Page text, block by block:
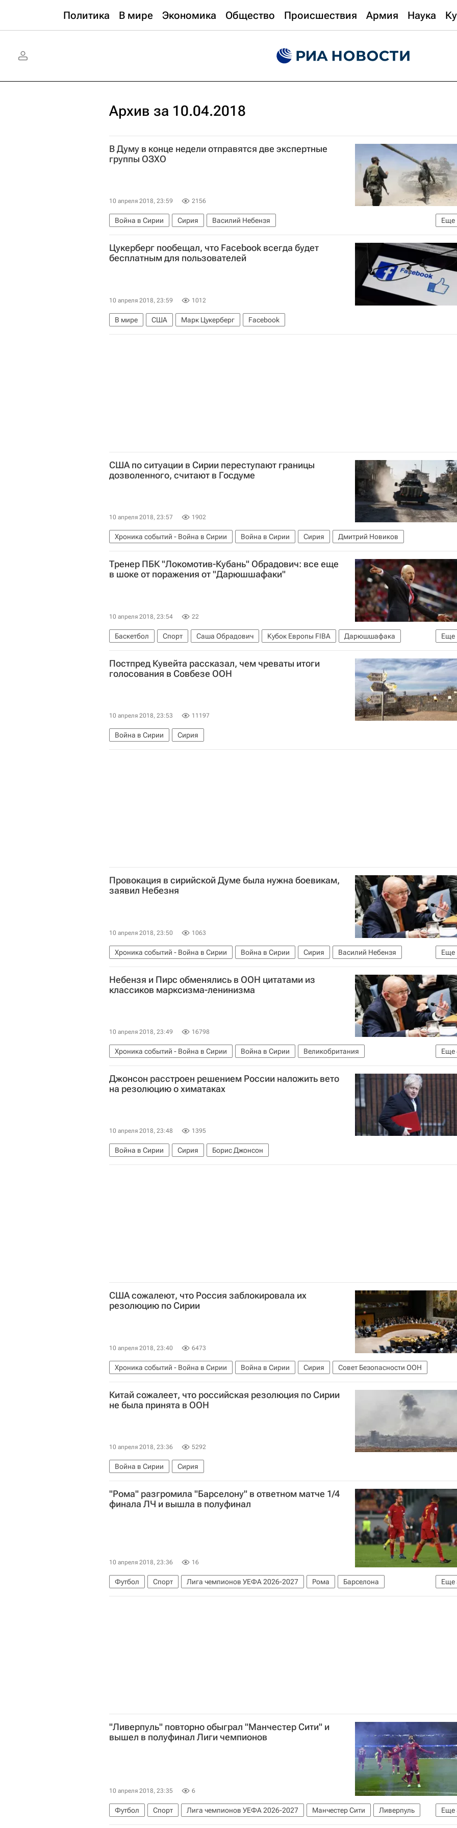
Политика В мире Экономика Общество Происшествия Армия Наука
Архив за 10.04.2018
В Думу в конце недели отправятся две экспертные
группы ОЗХО
10 апреля 2018, 23:59 2156
Еще
Война в Сирии Сирия
Василий Небензя
Организация по запрещению химического оружия
Цукерберг пообещал, что Facebook всегда будет
бесплатным для пользователей
10 апреля 2018, 23:59 1012
В мире США Марк Цукерберг Facebook
США по ситуации в Сирии переступают границы
дозволенного, считают в Госдуме
10 апреля 2018, 23:57 1902
Хроника событий - Война в Сирии Война в Сирии Сирия Дмитрий Новиков
Тренер ПБК "Локомотив-Кубань" Обрадович: все еще
в шоке от поражения от "Дарюшшафаки"
10 апреля 2018, 23:54 22
Еще
Баскетбол Спорт Саша Обрадович Кубок Европы FIBA
Дарюшшафака
ПБК Локомотив-Кубань
Постпред Кувейта рассказал, чем чреваты итоги
голосования в Совбезе ООН
10 апреля 2018, 23:53 11197
Война в Сирии Сирия
Провокация в сирийской Думе была нужна боевикам,
заявил Небезня
10 апреля 2018, 23:50 1063
Еще
Хроника событий - Война в Сирии Война в Сирии Сирия
Василий Небензя
Совет Безопасности ООН
Небензя и Пирс обменялись в ООН цитатами из
классиков марксизма-ленинизма
10 апреля 2018, 23:49 16798
Еще
Хроника событий - Война в Сирии Война в Сирии
Великобритания
Василий Небензя
Карен Пирс Совет Безопасности ООН Россия
Джонсон расстроен решением России наложить вето
на резолюцию о химатаках
10 апреля 2018, 23:48 1395
Война в Сирии Сирия Борис Джонсон
США сожалеют, что Россия заблокировала их
резолюцию по Сирии
10 апреля 2018, 23:40 6473
Хроника событий - Война в Сирии Война в Сирии Сирия Совет Безопасности ООН
Китай сожалеет, что российская резолюция по Сирии
не была принята в ООН
10 апреля 2018, 23:36 5292
Война в Сирии Сирия
"Рома" разгромила "Барселону" в ответном матче 1/4
финала ЛЧ и вышла в полуфинал
10 апреля 2018, 23:36 16
Еще
Футбол Спорт Лига чемпионов УЕФА 2026-2027 Рома
Барселона
Даниэле Де Росси
Костас Манолас Эдин Джеко
"Ливерпуль" повторно обыграл "Манчестер Сити" и
вышел в полуфинал Лиги чемпионов
10 апреля 2018, 23:35 6
Еще
Футбол Спорт Лига чемпионов УЕФА 2026-2027 Манчестер Сити
Ливерпуль
Габриэль Жезус
Мохамед Салах Роберто Фирмино